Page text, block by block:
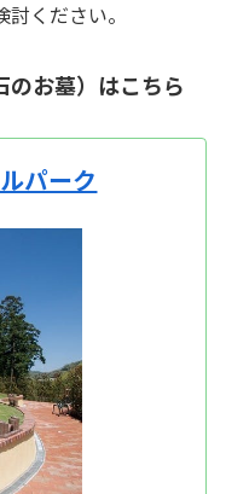
ください。
のお墓）はこちら
パーク